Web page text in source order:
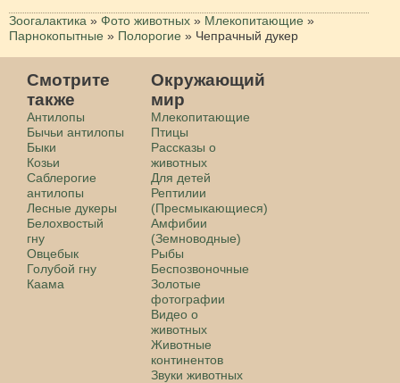
Зоогалактика » Фото животных » Млекопитающие »
Парнокопытные » Полорогие » Чепрачный дукер
Смотрите
также
Антилопы
Бычьи антилопы
Быки
Козьи
Саблерогие
антилопы
Лесные дукеры
Белохвостый
гну
Овцебык
Голубой гну
Каама
Окружающий
мир
Млекопитающие
Птицы
Рассказы о
животных
Для детей
Рептилии
(Пресмыкающиеся)
Амфибии
(Земноводные)
Рыбы
Беспозвоночные
Золотые
фотографии
Видео о
животных
Животные
континентов
Звуки животных